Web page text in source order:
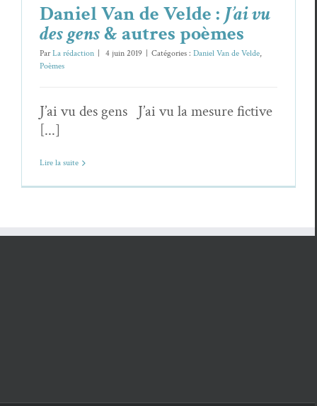
Daniel Van de Velde : J’ai vu
des gens& autres poèmes
ParLa rédaction 4 juin 2019 Catégories : Daniel Van de Velde,
Poèmes
J’ai vu des gens J’ai vu la mesure fictive
[...]
Lire la suite